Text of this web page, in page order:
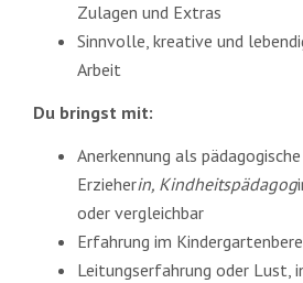
Zulagen und Extras
Sinnvolle, kreative und
Arbeit
Du bringst mit:
Anerkennung als
Erzieherin, Kindheitspädagog
oder vergleichbar
Erfahrung im
Leitungserfahrung oder Lust,